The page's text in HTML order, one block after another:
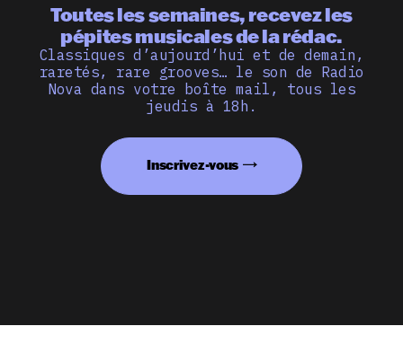
Toutes les semaines, recevez les
pépites musicales de la rédac.
Classiques d’aujourd’hui et de demain,
raretés, rare grooves… le son de Radio
Nova dans votre boîte mail, tous les
jeudis à 18h.
Inscrivez-vous